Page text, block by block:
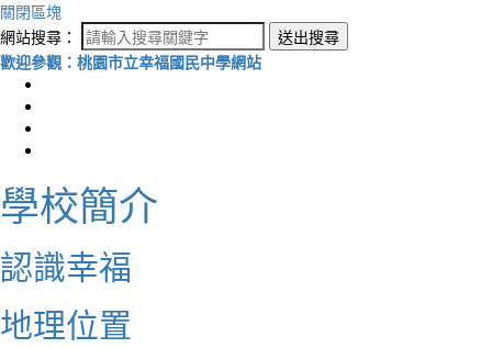
關閉區塊
網站搜尋：
送出搜尋
歡迎參觀：桃園市立幸福國民中學網站
學校簡介
認識幸福
地理位置